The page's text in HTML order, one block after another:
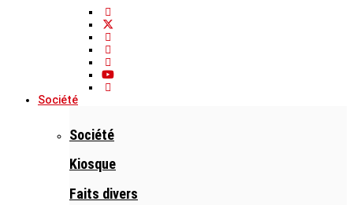
Société
Société
Kiosque
Faits divers